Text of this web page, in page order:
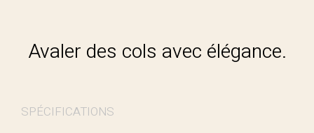
Avaler des cols avec élégance.
SPÉCIFICATIONS